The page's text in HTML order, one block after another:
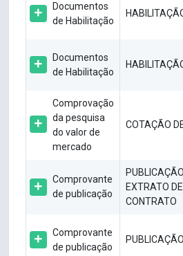
Documentos
de Habilitação
Documentos
de Habilitação
HABILITAÇÃO
Comprovação
da pesquisa
do valor de
mercado
COTAÇÃO
Comprovante
de publicação
EXTRATO DE
CONTRATO
Comprovante
de publicação